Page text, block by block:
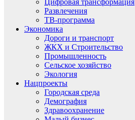
Цифровая трансформация
Развлечения
ТВ-программа
Экономика
Дороги и транспорт
ЖКХ и Строительство
Промышленность
Сельское хозяйство
Экология
Нацпроекты
Городская среда
Демография
Здравоохранение